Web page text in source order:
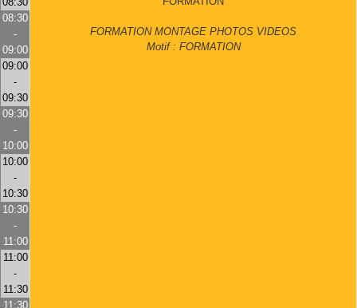
FORMATION MONTAGE PHOTOS VIDEOS
Motif : FORMATION
08:30
-
09:00
09:00
-
09:30
09:30
-
10:00
10:00
-
10:30
10:30
-
11:00
11:00
-
11:30
11:30